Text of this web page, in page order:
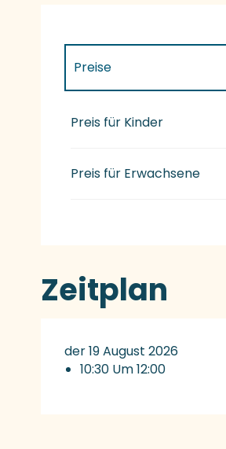
Preise
Preise 2027
Preis für Kinder
Preis für Erwachsene
Zeitplan
der 19 August 2026
10:30 Um 12:00